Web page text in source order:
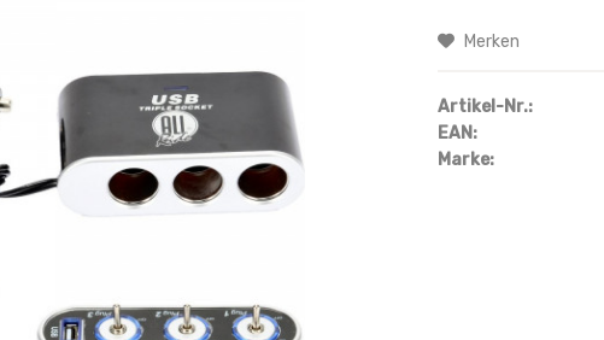
Merken
Artikel-Nr.:
EAN:
Marke: